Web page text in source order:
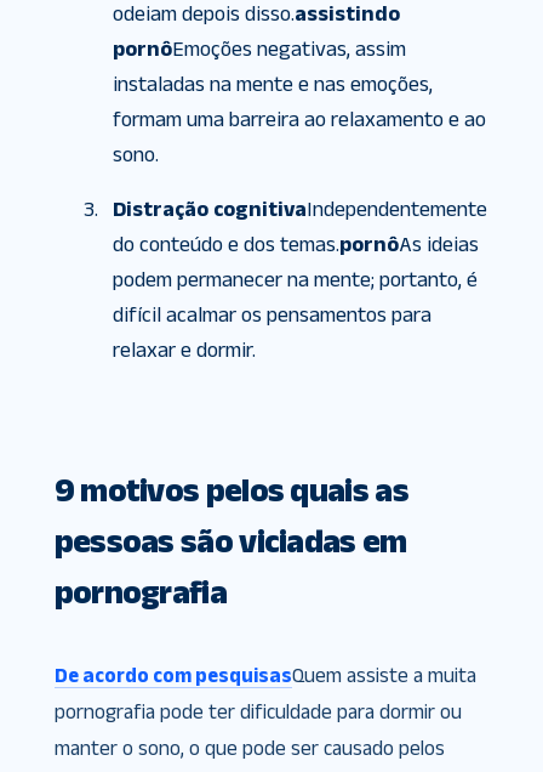
odeiam depois disso.assistindo
pornôEmoções negativas, assim
instaladas na mente e nas emoções,
formam uma barreira ao relaxamento e ao
sono.
Distração cognitivaIndependentemente
do conteúdo e dos temas.pornôAs ideias
podem permanecer na mente; portanto, é
difícil acalmar os pensamentos para
relaxar e dormir.
9 motivos pelos quais as
pessoas são viciadas em
pornografia
De acordo com pesquisasQuem assiste a muita
pornografia pode ter dificuldade para dormir ou
manter o sono, o que pode ser causado pelos